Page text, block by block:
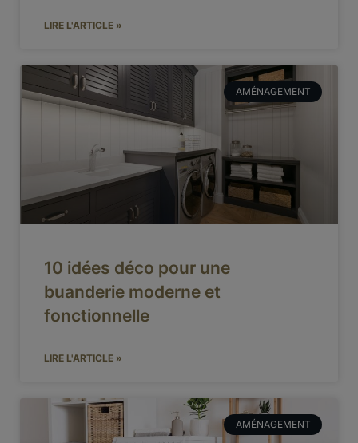
LIRE L'ARTICLE »
AMÉNAGEMENT
10 idées déco pour une
buanderie moderne et
fonctionnelle
LIRE L'ARTICLE »
AMÉNAGEMENT